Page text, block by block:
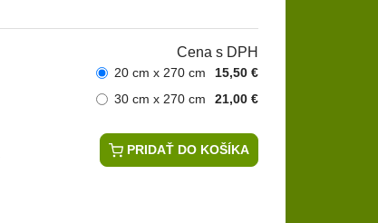
Cena s DPH
20 cm x 270 cm
15,50 €
30 cm x 270 cm
21,00 €
PRIDAŤ DO KOŠÍKA